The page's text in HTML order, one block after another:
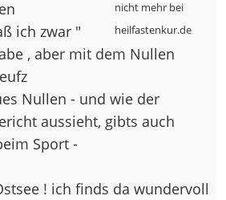
nicht mehr bei
heilfastenkur.de
ich zwar "
, aber mit dem Nullen
Nullen - und wie der
aussieht, gibts auch
Sport -
! ich finds da wundervoll